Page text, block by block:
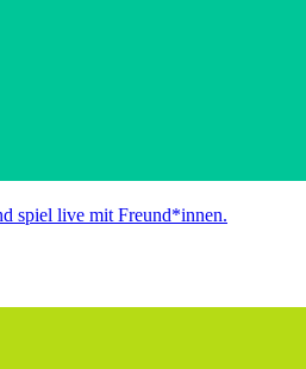
spiel live mit Freund*innen.